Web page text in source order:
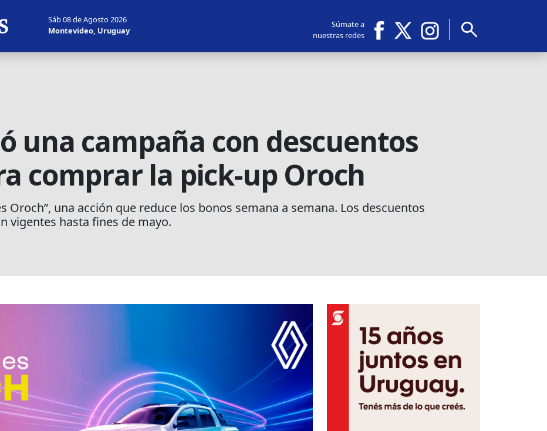
Sáb 08 de Agosto 2026
Montevideo, Uruguay
Súmate a
nuestras redes
search
una campaña con descuentos
comprar la pick-up Oroch
Oroch”, una acción que reduce los bonos semana a semana. Los descuentos
vigentes hasta fines de mayo.